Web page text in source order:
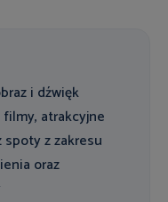
i dźwięk
atrakcyjne
z zakresu
oraz